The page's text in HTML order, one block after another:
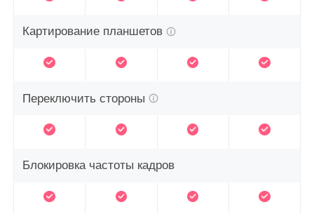
Картирование планшетов
Переключить стороны
Блокировка частоты кадров